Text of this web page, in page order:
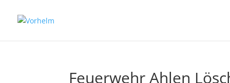
Feuerwehr Ahlen